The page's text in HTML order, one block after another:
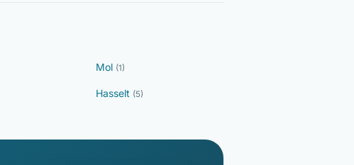
Mol (1)
Hasselt (5)